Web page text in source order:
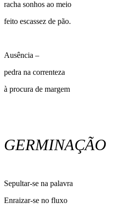
racha sonhos ao meio
feito escassez de pão.
Ausência –
pedra na correnteza
à procura de margem
GERMINAÇÃO
Sepultar-se na palavra
Enraizar-se no fluxo